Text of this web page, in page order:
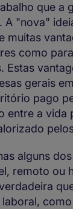
que a
A "nova"
muitas
como
Estas
gerais
pago
entre a vida
alguns
remoto ou